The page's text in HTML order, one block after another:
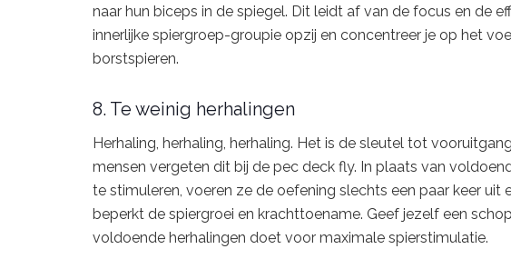
naar hun biceps in de spiegel. Dit leidt af van de focus en de
innerlijke spiergroep-groupie opzij en concentreer je op het
borstspieren.
8. Te weinig herhalingen
Herhaling, herhaling, herhaling. Het is de sleutel tot
mensen vergeten dit bij de pec deck fly. In plaats van
te stimuleren, voeren ze de oefening slechts een paar keer uit
beperkt de spiergroei en krachttoename. Geef jezelf een
voldoende herhalingen doet voor maximale spierstimulatie.